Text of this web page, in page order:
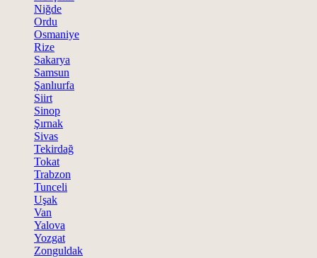
Niğde
Ordu
Osmaniye
Rize
Sakarya
Samsun
Şanlıurfa
Siirt
Sinop
Şırnak
Sivas
Tekirdağ
Tokat
Trabzon
Tunceli
Uşak
Van
Yalova
Yozgat
Zonguldak